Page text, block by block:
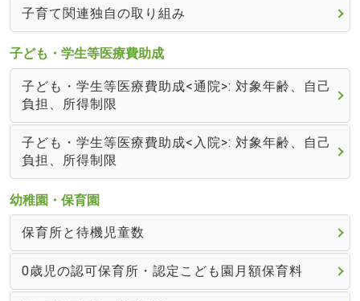
子育て関連独自の取り組み
子ども・学生等医療費助成
子ども・学生等医療費助成<通院>: 対象年齢、自己
負担、所得制限
子ども・学生等医療費助成<入院>: 対象年齢、自己
負担、所得制限
幼稚園・保育園
保育所と待機児童数
0歳児の認可保育所・認定こども園月額保育料